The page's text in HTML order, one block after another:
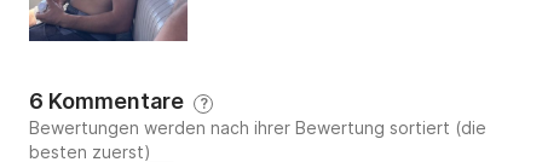
6 Kommentare ?
Bewertungen werden nach ihrer Bewertung sortiert (die
besten zuerst)